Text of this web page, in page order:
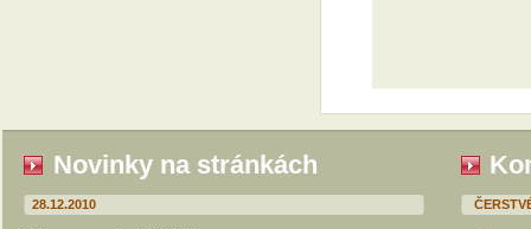
Novinky na stránkách
28.12.2010